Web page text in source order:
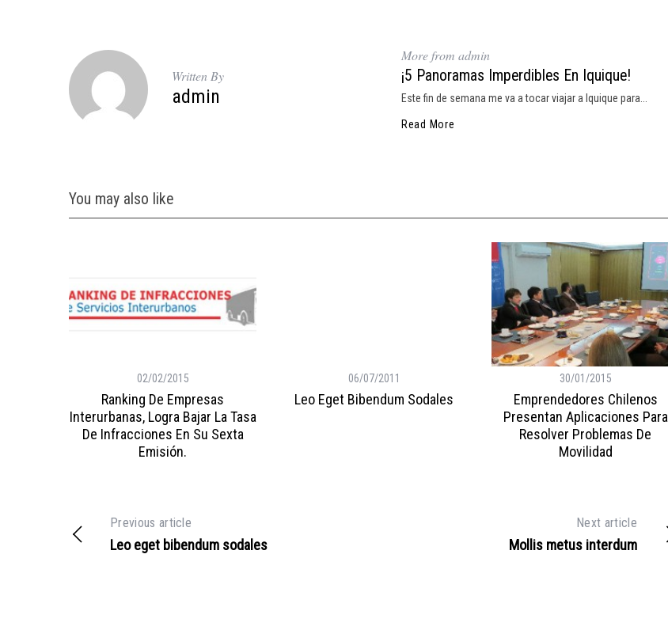
Written By
admin
More from admin
¡5 Panoramas Imperdibles En Iquique!
Este fin de semana me va a tocar viajar a Iquique para...
Read More
You may also like
02/02/2015
Ranking De Empresas
Interurbanas, Logra Bajar La Tasa
De Infracciones En Su Sexta
Emisión.
06/07/2011
Leo Eget Bibendum Sodales
30/01/2015
Emprendedores Chilenos
Presentan Aplicaciones Para
Resolver Problemas De
Movilidad
Previous article
Leo eget bibendum sodales
Next article
Mollis metus interdum
r
: